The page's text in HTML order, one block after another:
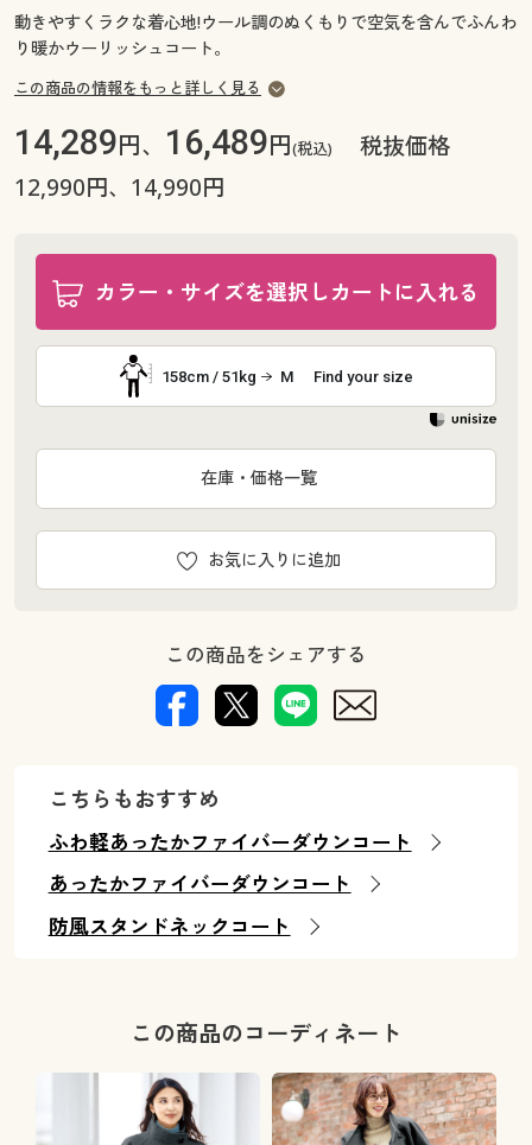
サポート
ご利用ガイド
よくある質問とお問い合わせ
ご利用ガイド
よくある質問とお問い合わせ
動きやすくラクな着心地!ウール調のぬくもりで空気を含んでふんわ
り暖かウーリッシュコート。
この商品の情報をもっと詳しく見る
14,289円、 16,489円(税込)
税抜価格
12,990円、14,990円
カラー・サイズを選択しカートに入れる
158cm / 51kg M Find your size
お気に入りに追加
在庫・価格一覧
この商品をシェアする
こちらもおすすめ
ふわ軽あったかファイバーダウンコート
あったかファイバーダウンコート
防風スタンドネックコート
この商品のコーディネート